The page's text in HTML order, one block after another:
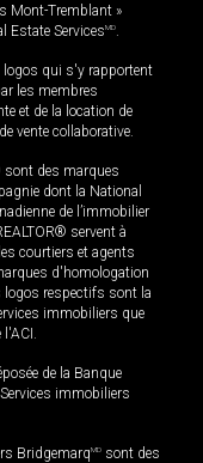
Mont-Tremblant »
Estate ServicesMD
logos qui s'y rapportent
les membres
et de la location de
vente collaborative.
sont des marques
dont la National
de l’immobilier
servent à
courtiers et agents
d'homologation
logos respectifs sont la
immobiliers que
de la Banque
immobiliers
BridgemarqMD sont des